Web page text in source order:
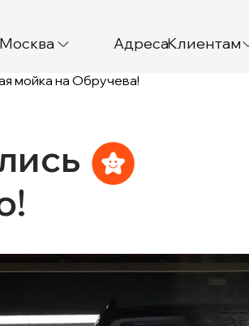
Москва АдресаКлиентам
мойка на Обручева!